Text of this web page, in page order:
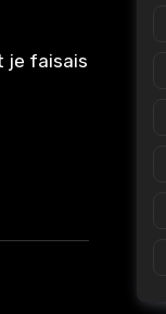
je faisais